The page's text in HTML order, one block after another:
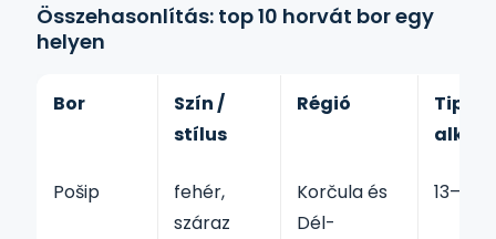
Összehasonlítás: top 10 horvát bor egy
helyen
Bor
Szín /
stílus
Régió
Pošip
fehér,
száraz
Korčula és
Dél-